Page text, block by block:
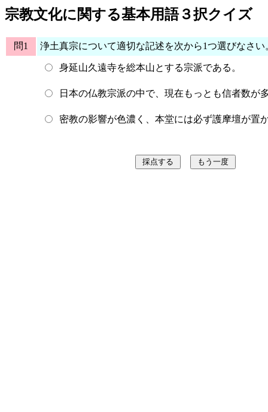
宗教文化に関する基本用語３択クイズ
問1 浄土真宗について適切な記述を次から1つ選びなさい
身延山久遠寺を総本山とする宗派である。
日本の仏教宗派の中で、現在もっとも信者数が
密教の影響が色濃く、本堂には必ず護摩壇が置